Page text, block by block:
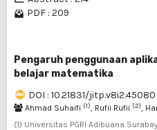
PDF : 209
Pengaruh penggunaan
belajar matematika
DOI : 10.21831/jitp.v8i2.45080
Ahmad Suhaifi (1), Rufii Rufii (2),
(1) Universitas PGRI Adibuana